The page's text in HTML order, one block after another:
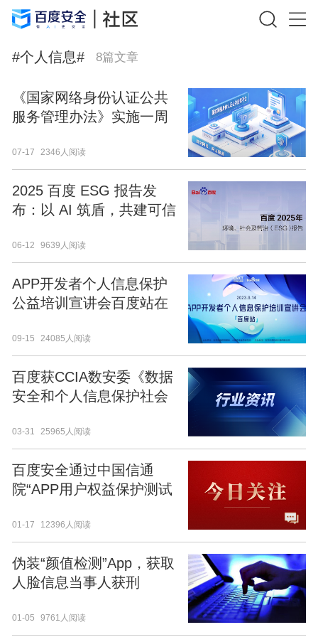
#个人信息# 8篇文章
《国家网络身份认证公共
服务管理办法》实施一周
个人身份信息安全
07-17 2346人阅读
2025 百度 ESG 报告发
布：以 AI 筑盾，共建可信
06-12 9639人阅读
APP开发者个人信息保护
公益培训宣讲会百度站在
09-15 24085人阅读
百度获CCIA数安委《数据
安全和个人信息保护社会
单位
03-31 25965人阅读
百度安全通过中国信通
院“APP用户权益保护测试
01-17 12396人阅读
伪装“颜值检测”App，获取
人脸信息当事人获刑
01-05 9761人阅读